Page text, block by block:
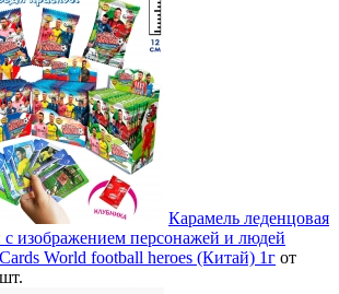
Карамель леденцовая
с изображением персонажей и людей
World football heroes (Китай) 1г от